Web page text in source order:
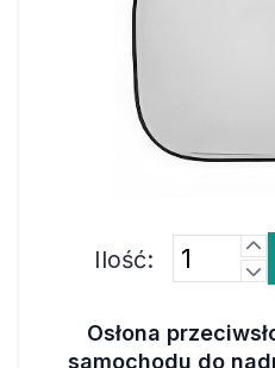
Ilość:
Osłona
samochodu do